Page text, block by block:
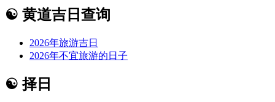
☯ 黄道吉日查询
2026年旅游吉日
2026年不宜旅游的日子
☯ 择日